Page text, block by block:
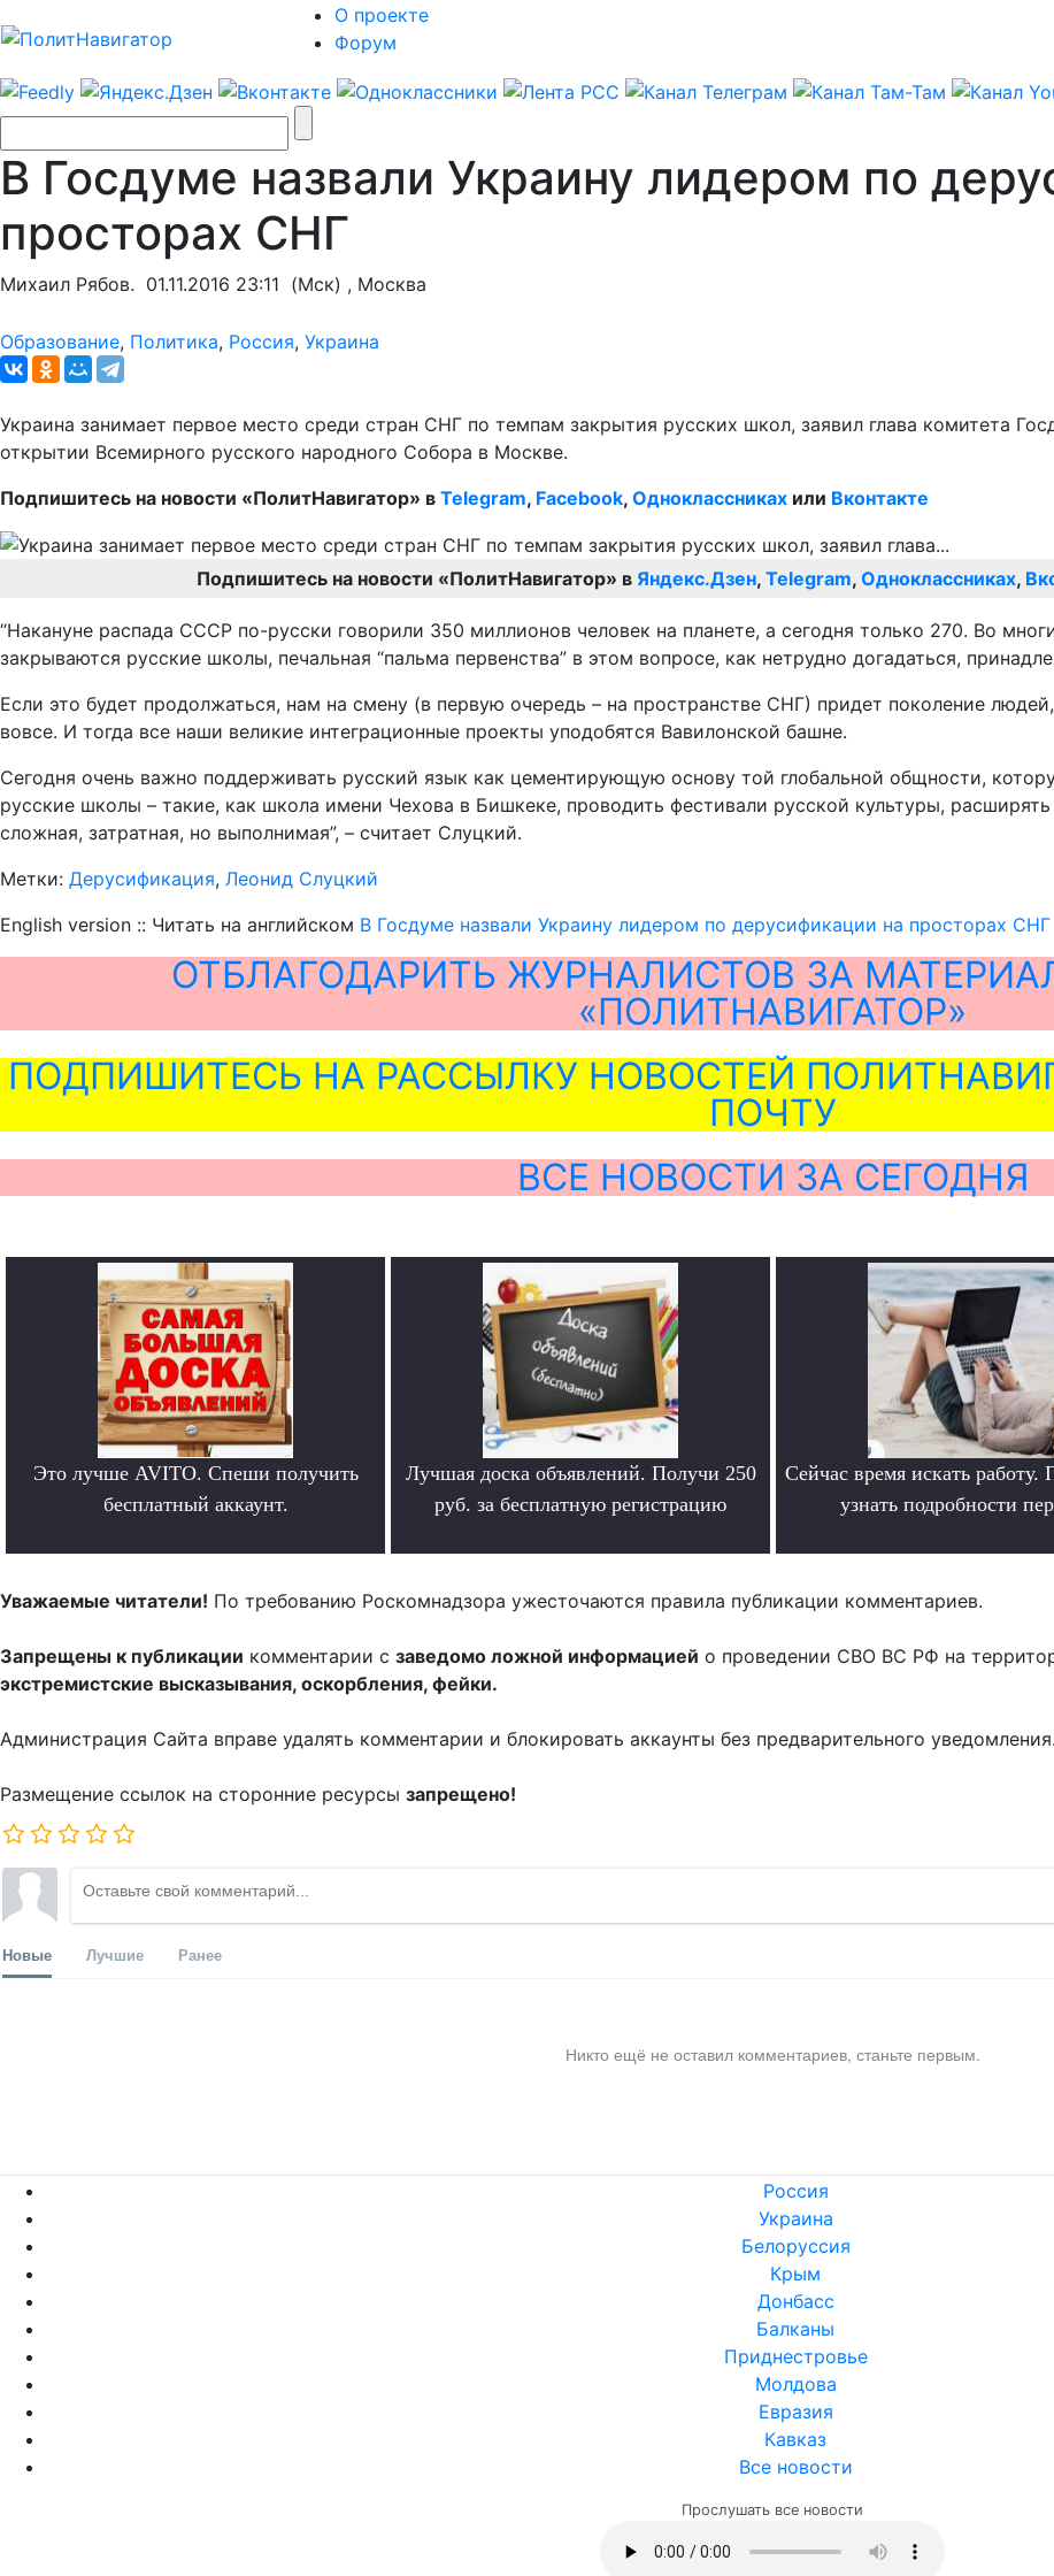
О проекте
Форум
В Госдуме назвали Украину лидером по
просторах СНГ
Михаил Рябов. 01.11.2016 23:11 (Мск) , Москва
Образование, Политика, Россия, Украина
Украина занимает первое место среди стран СНГ по темпам закрытия русских школ, заявил глава комитета
открытии Всемирного русского народного Собора в Москве.
Подпишитесь на новости «ПолитНавигатор» в Telegram, Facebook, Одноклассниках или Вконтакте
Подпишитесь на новости «ПолитНавигатор» в Яндекс.Дзен, Telegram, Одноклассниках,
“Накануне распада СССР по-русски говорили 350 миллионов человек на планете, а сегодня только 270. Во
закрываются русские школы, печальная “пальма первенства” в этом вопросе, как нетрудно догадаться,
Если это будет продолжаться, нам на смену (в первую очередь – на пространстве СНГ) придет поколение
вовсе. И тогда все наши великие интеграционные проекты уподобятся Вавилонской башне.
Сегодня очень важно поддерживать русский язык как цементирующую основу той глобальной общности,
русские школы – такие, как школа имени Чехова в Бишкеке, проводить фестивали русской культуры,
сложная, затратная, но выполнимая”, – считает Слуцкий.
Метки: Дерусификация, Леонид Слуцкий
English version :: Читать на английском В Госдуме назвали Украину лидером по дерусификации на просторах СНГ
ОТБЛАГОДАРИТЬ ЖУРНАЛИСТОВ ЗА
«ПОЛИТНАВИГАТОР»
ПОДПИШИТЕСЬ НА РАССЫЛКУ НОВОСТЕЙ
ПОЧТУ
ВСЕ НОВОСТИ ЗА СЕГОДНЯ
Это лучше AVITO. Спеши получить
бесплатный аккаунт.
Лучшая доска объявлений. Получи 250
руб. за бесплатную регистрацию
Сейчас время искать работу.
узнать подробности
Уважаемые читатели! По требованию Роскомнадзора ужесточаются правила публикации комментариев.
Запрещены к публикации комментарии с заведомо ложной информацией о проведении СВО ВС РФ на
экстремистские высказывания, оскорбления, фейки.
Администрация Сайта вправе удалять комментарии и блокировать аккаунты без предварительного уведомления.
Размещение ссылок на сторонние ресурсы запрещено!
Новые Лучшие Ранее
Никто ещё не оставил комментариев, станьте первым.
Россия
Украина
Белоруссия
Крым
Донбасс
Балканы
Приднестровье
Молдова
Евразия
Кавказ
Все новости
Прослушать все новости